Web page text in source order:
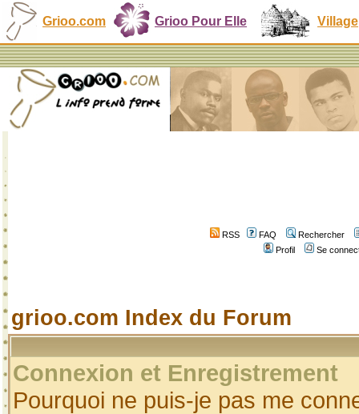
Grioo.com Grioo Pour Elle Village
RSS FAQ
Rechercher
Profil
Se
grioo.com Index du Forum
Connexion et Enregistrement
Pourquoi ne puis-je pas me